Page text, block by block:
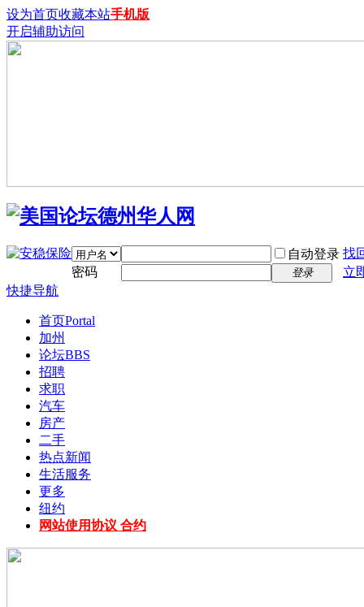
设为首页收藏本站手机版
开启辅助访问
自动登录 找
密码
登录
立
快捷导航
首页Portal
加州
论坛BBS
招聘
求职
汽车
房产
二手
热点新闻
生活服务
更多
纽约
网站使用协议 合约